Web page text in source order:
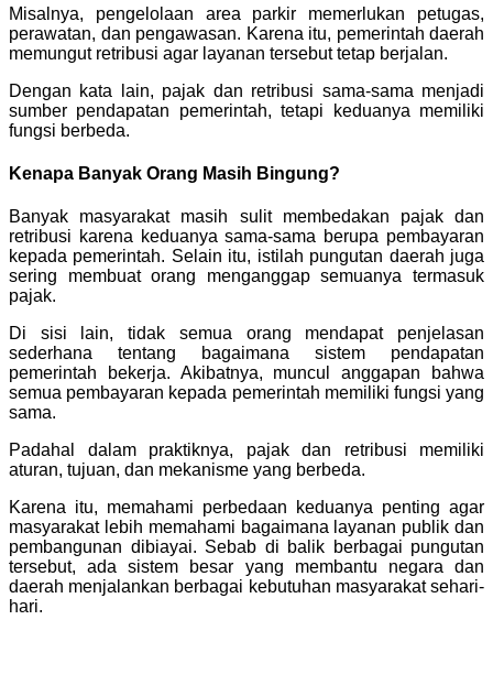
Misalnya, pengelolaan area parkir memerlukan petugas,
perawatan, dan pengawasan. Karena itu, pemerintah daerah
memungut retribusi agar layanan tersebut tetap berjalan.
Dengan kata lain, pajak dan retribusi sama-sama menjadi
sumber pendapatan pemerintah, tetapi keduanya memiliki
fungsi berbeda.
Kenapa Banyak Orang Masih Bingung?
Banyak masyarakat masih sulit membedakan pajak dan
retribusi karena keduanya sama-sama berupa pembayaran
kepada pemerintah. Selain itu, istilah pungutan daerah juga
sering membuat orang menganggap semuanya termasuk
pajak.
Di sisi lain, tidak semua orang mendapat penjelasan
sederhana tentang bagaimana sistem pendapatan
pemerintah bekerja. Akibatnya, muncul anggapan bahwa
semua pembayaran kepada pemerintah memiliki fungsi yang
sama.
Padahal dalam praktiknya, pajak dan retribusi memiliki
aturan, tujuan, dan mekanisme yang berbeda.
Karena itu, memahami perbedaan keduanya penting agar
masyarakat lebih memahami bagaimana layanan publik dan
pembangunan dibiayai. Sebab di balik berbagai pungutan
tersebut, ada sistem besar yang membantu negara dan
daerah menjalankan berbagai kebutuhan masyarakat sehari-
hari.